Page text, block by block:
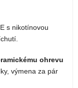
s nikotínovou
ohrevu
výmena za pár